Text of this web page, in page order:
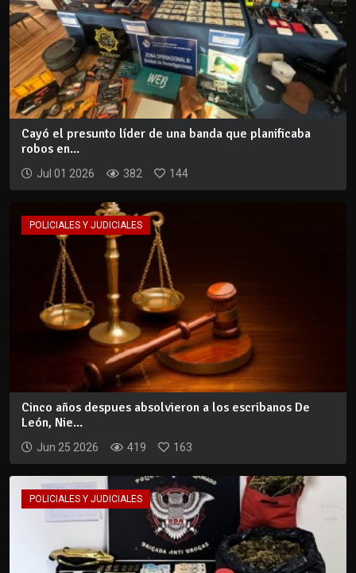
Cayó el presunto líder de una banda que planificaba
robos en...
Jul 01 2026 382 144
POLICIALES Y JUDICIALES
Cinco años despues absolvieron a los escribanos De
León, Nie...
Jun 25 2026 419 163
POLICIALES Y JUDICIALES